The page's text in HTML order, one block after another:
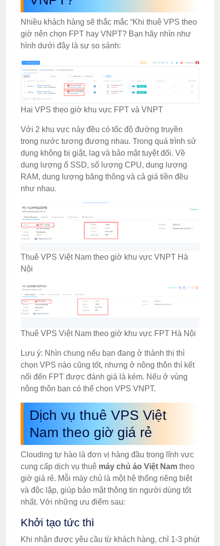
Nhiều khách hàng sẽ thắc mắc “Khi thuê VPS theo
giờ nên chọn FPT hay VNPT? Bạn hãy nhìn như
hình dưới đây là sự so sánh:
Hai VPS theo giờ khu vực FPT và VNPT
Với 2 khu vực này đều có tốc độ đường truyền
trong nước tương đương nhau. Trong quá trình sử
dụng không bị giật, lag và bảo mật tuyệt đối. Về
dung lượng ổ SSD, số lượng CPU, dung lượng
RAM, dung lượng băng thông và cả giá tiền đều
như nhau.
Thuê VPS Việt Nam theo giờ khu vực VNPT Hà
Nội
Thuê VPS Việt Nam theo giờ khu vực FPT Hà Nội
Lưu ý: Nhìn chung nếu bạn đang ở thành thị thì
chọn VPS nào cũng tốt, nhưng ở nông thôn thì kết
nối đến FPT được đánh giá là kém. Nếu ở vùng
nông thôn bạn có thể chọn VPS VNPT.
Dịch vụ thuê VPS Việt
Nam theo giờ giá rẻ
Clouding tự hào là đơn vị hàng đầu trong lĩnh vực
cung cấp dịch vụ thuê máy chủ ảo Việt Nam theo
giờ giá rẻ. Mỗi máy chủ là một hệ thống riêng biệt
và độc lập, giúp bảo mật thông tin người dùng tốt
nhất. Với những ưu điểm sau:
Khởi tạo tức thì
Khi nhận được yêu cầu từ khách hàng, chỉ 1-3 phút